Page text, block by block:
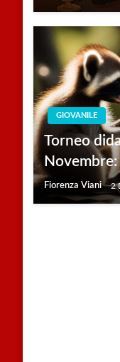
GIOVANILE
Torneo
Fiorenza Viani 2